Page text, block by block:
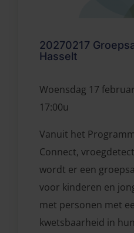
20270217
Hasselt
Vanuit het
Connect,
wordt er een
voor kinderen en
met personen met
kwetsbaarheid in
Woensdag 17
17:00u